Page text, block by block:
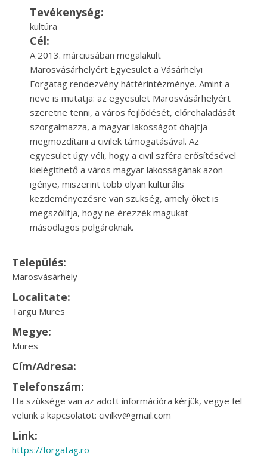
Tevékenység:
kultúra
Cél:
A 2013. márciusában megalakult
Marosvásárhelyért Egyesület a Vásárhelyi
Forgatag rendezvény háttérintézménye. Amint a
neve is mutatja: az egyesület Marosvásárhelyért
szeretne tenni, a város fejlődését, előrehaladását
szorgalmazza, a magyar lakosságot óhajtja
megmozdítani a civilek támogatásával. Az
egyesület úgy véli, hogy a civil szféra erősítésével
kielégíthető a város magyar lakosságának azon
igénye, miszerint több olyan kulturális
kezdeményezésre van szükség, amely őket is
megszólítja, hogy ne érezzék magukat
másodlagos polgároknak.
Település:
Marosvásárhely
Localitate:
Targu Mures
Megye:
Mures
Cím/Adresa:
Telefonszám:
Ha szüksége van az adott információra kérjük, vegye fel
velünk a kapcsolatot: civilkv@gmail.com
Link:
https://forgatag.ro